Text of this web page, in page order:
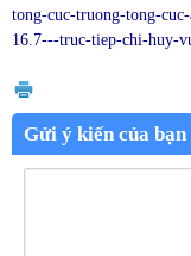
tong-cuc-truong-tong-
16.7---truc-tiep-chi-huy-
Gửi ý kiến của bạn